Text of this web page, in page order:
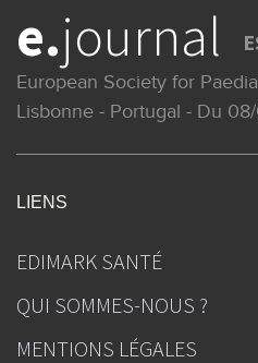
e.journal
European Society for
Lisbonne - Portugal - Du
LIENS
EDIMARK SANTÉ
QUI SOMMES-NOUS ?
MENTIONS LÉGALES